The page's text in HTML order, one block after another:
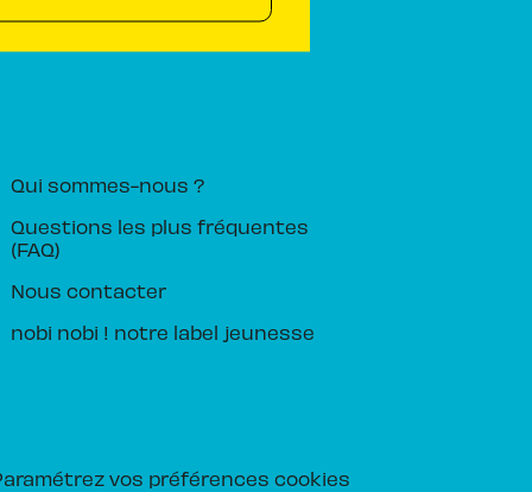
Qui sommes-nous ?
Questions les plus fréquentes
(FAQ)
Nous contacter
nobi nobi ! notre label jeunesse
vos préférences cookies